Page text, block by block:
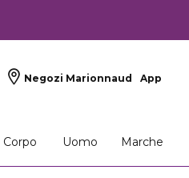
Negozi Marionnaud App
Corpo Uomo Marche